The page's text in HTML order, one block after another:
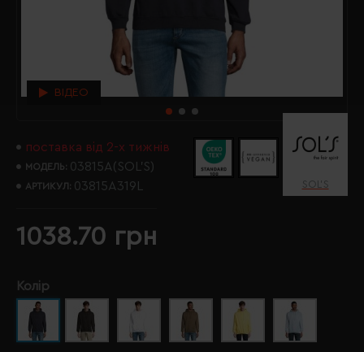
ВІДЕО
поставка від 2-х тижнів
МОДЕЛЬ: 03815A(SOL’S)
АРТИКУЛ: 03815A319L SOL’S
1038.70 грн
Колір